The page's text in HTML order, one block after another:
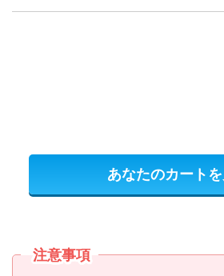
あなたのカート
注意事項